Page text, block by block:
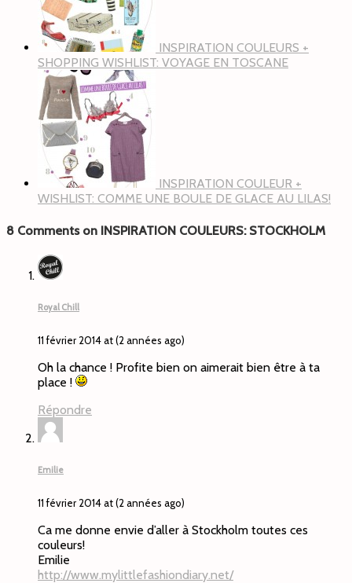
INSPIRATION COULEURS +
SHOPPING WISHLIST: VOYAGE EN TOSCANE
INSPIRATION COULEUR +
WISHLIST: COMME UNE BOULE DE GLACE AU LILAS!
8 Comments on INSPIRATION COULEURS: STOCKHOLM
Royal Chill
11 février 2014 at (2 années ago)
Oh la chance ! Profite bien on aimerait bien être à ta
place !
Répondre
Emilie
11 février 2014 at (2 années ago)
Ca me donne envie d’aller à Stockholm toutes ces
couleurs!
Emilie
http://www.mylittlefashiondiary.net/